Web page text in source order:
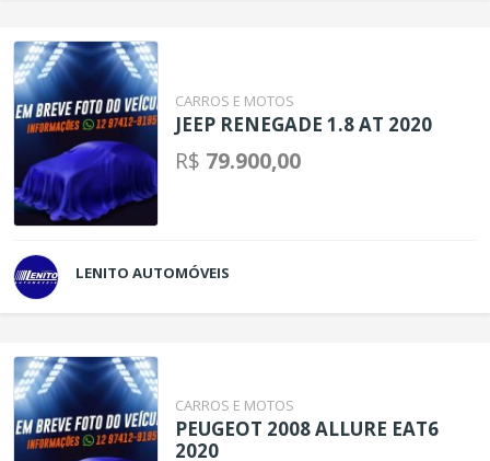
CARROS E MOTOS
JEEP RENEGADE 1.8 AT 2020
R$ 79.900,00
LENITO AUTOMÓVEIS
CARROS E MOTOS
PEUGEOT 2008 ALLURE EAT6
2020